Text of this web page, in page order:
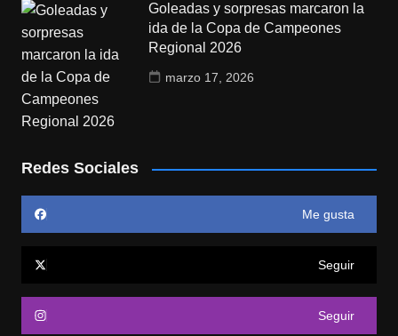
Goleadas y sorpresas marcaron la
ida de la Copa de Campeones
Regional 2026
marzo 17, 2026
Redes Sociales
Me gusta
Seguir
Seguir